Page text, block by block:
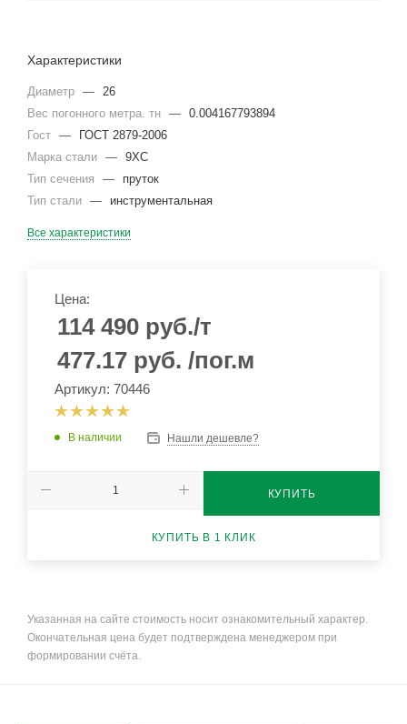
Характеристики
Диаметр — 26
Вес погонного метра. тн — 0.004167793894
Гост —
ГОСТ 2879-2006
Марка стали — 9ХС
Тип сечения
—
пруток
Тип стали — инструментальная
Все характеристики
Цена:
114 490 руб./т
477.17 руб. /пог.м
Артикул: 70446
В наличии Нашли дешевле?
КУПИТЬ
КУПИТЬ В 1 КЛИК
Указанная на сайте стоимость носит ознакомительный характер.
Окончательная цена будет подтверждена менеджером при
формировании счёта.